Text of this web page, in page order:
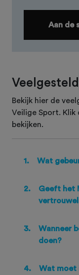
Aan de
Bekijk hier de
Veilige Sport.
bekijken.
1. Wat
2.
Geeft het
3.
Wanneer
doen?
4. Wat moet